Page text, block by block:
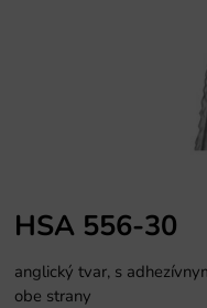
HSA 556-30
anglický tvar, s
obe strany